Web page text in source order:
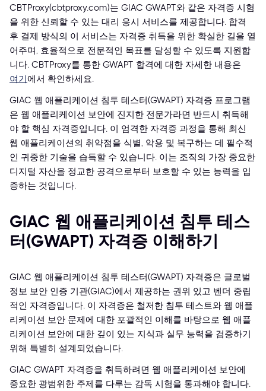
CBTProxy(cbtproxy.com)는 GIAC GWAPT와 같은 자격증 시험
을 위한 신뢰할 수 있는 대리 응시 서비스를 제공합니다. 합격
후 결제 방식의 이 서비스는 자격증 취득을 위한 확실한 길을 열
어주며, 효율적으로 전문적인 목표를 달성할 수 있도록 지원합
니다. CBTProxy를 통한 GWAPT 합격에 대한 자세한 내용은
여기에서 확인하세요.
GIAC 웹 애플리케이션 침투 테스터(GWAPT) 자격증 프로그램
은 웹 애플리케이션 보안에 진지한 전문가라면 반드시 취득해
야 할 핵심 자격증입니다. 이 엄격한 자격증 과정을 통해 최신
웹 애플리케이션의 취약점을 식별, 악용 및 복구하는 데 필수적
인 귀중한 기술을 습득할 수 있습니다. 이는 조직의 가장 중요한
디지털 자산을 정교한 공격으로부터 보호할 수 있는 능력을 입
증하는 것입니다.
GIAC 웹 애플리케이션 침투 테스
터(GWAPT) 자격증 이해하기
GIAC 웹 애플리케이션 침투 테스터(GWAPT) 자격증은 글로벌
정보 보안 인증 기관(GIAC)에서 제공하는 권위 있고 벤더 중립
적인 자격증입니다. 이 자격증은 철저한 침투 테스트와 웹 애플
리케이션 보안 문제에 대한 포괄적인 이해를 바탕으로 웹 애플
리케이션 보안에 대한 깊이 있는 지식과 실무 능력을 검증하기
위해 특별히 설계되었습니다.
GIAC GWAPT 자격증을 취득하려면 웹 애플리케이션 보안에
중요한 광범위한 주제를 다루는 감독 시험을 통과해야 합니다.